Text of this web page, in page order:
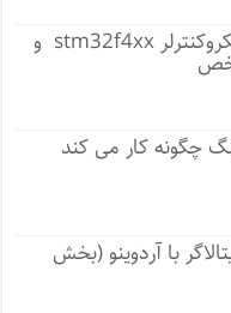
راه اندازی واحد ADC میکروکنترلر stm32f4xx و
چگونه کار می کند
با آردوینو (بخش